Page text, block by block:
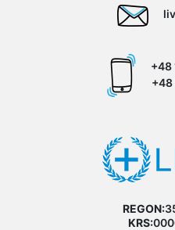
+48
+48
REGON:
KRS: